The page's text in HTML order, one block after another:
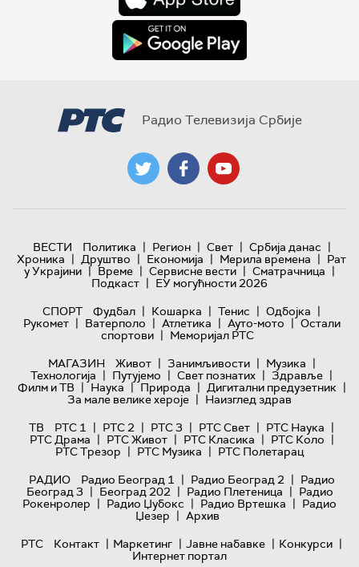
Радио Телевизија Србије
ВЕСТИ Политика | Регион | Свет | Србија данас |
Хроника | Друштво | Економија | Мерила времена | Рат
у Украјини | Време | Сервисне вести | Сматрачница |
Подкаст | ЕУ могућности 2026
СПОРТ
Фудбал | Кошарка | Тенис | Одбојка |
Рукомет | Ватерполо | Атлетика | Ауто-мото | Остали
спортови | Меморијал РТС
МАГАЗИН
Живот | Занимљивости | Музика |
Технологијa | Путујемо | Свет познатих | Здравље |
Филм и ТВ | Наука | Природа | Дигитални предузетник |
За мале велике хероје | Наизглед здрав
ТВ
РТС 1 | РТС 2 | РТС 3 | РТС Свет | РТС Наука |
РТС Драма | РТС Живот | РТС Класика | РТС Коло |
РТС Трезор | РТС Музика | РТС Полетарац
РАДИО
Радио Београд 1 | Радио Београд 2 | Радио
Београд 3 | Београд 202 | Радио Плетеница | Радио
Рокенролер | Радио Џубокс | Радио Вртешка | Радио
Џезер | Архив
РТС
Контакт | Маркетинг | Јавне набавке | Конкурси |
Интернет портал